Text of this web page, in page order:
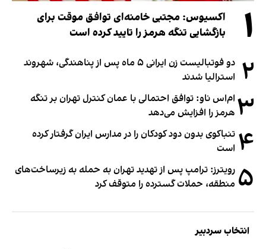
۱
اکسیوس: مجتبی خامنه‌ای توافق موقت برای
بازگشایی تنگه هرمز را تایید کرده است
۲
دو فوتبالیست زن ایرانی ۵ ماه پس از پناهندگی، شهروند
استرالیا شدند
۳ ام‌اس ناو: توافق احتمالی با عمان کنترل تهران بر تنگه
هرمز را افزایش می‌دهد
۴ تنباکوی بدون دود کودکان را در مدارس ایران گرفتار کرده
است
۵ رویترز: ترامپ پس از تهدید تهران به حمله به زیرساخت‌های
منطقه، حملات گسترده را متوقف کرد
انتخاب سردبیر